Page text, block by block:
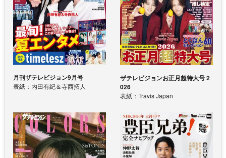
月刊ザテレビジョン9月号
表紙：内田有紀＆寺西拓人
ザテレビジョンお正月超特大号 2
026
表紙：Travis Japan